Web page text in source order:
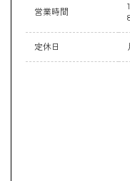
営業時間
定休日